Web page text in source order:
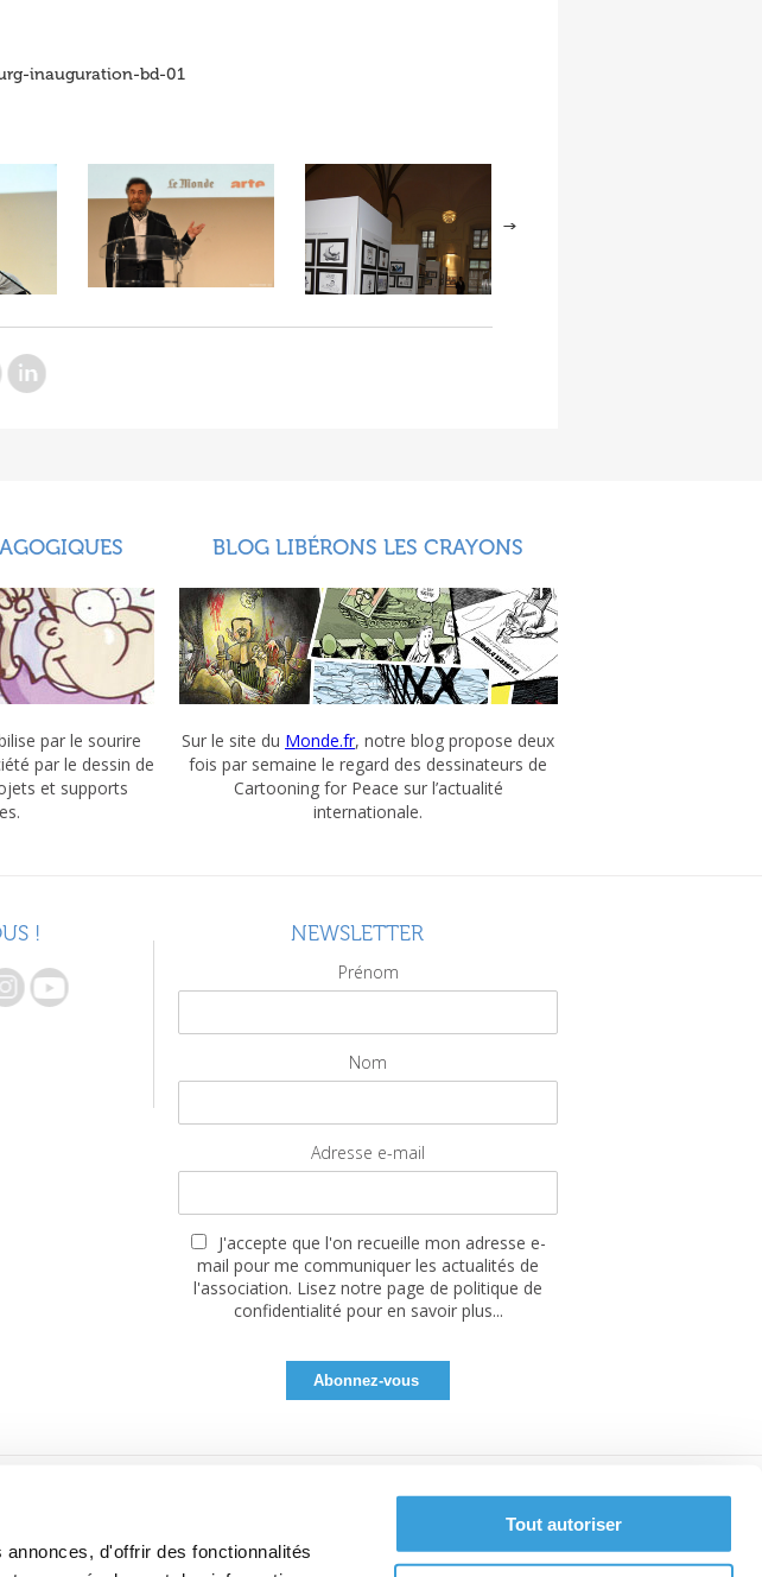
d'offrir des fonctionnalités
Tout autoriser
inauguration-bd-01
par le sourire
par le dessin de
et supports
BLOG LIBÉRONS LES CRAYONS
Sur le site du Monde.fr, notre blog propose deux
fois par semaine le regard des dessinateurs de
Cartooning for Peace sur l’actualité
internationale.
! NEWSLETTER
Prénom
Nom
Adresse e-mail
J'accepte que l'on recueille mon adresse e-
mail pour me communiquer les actualités de
l'association. Lisez notre page de politique de
confidentialité pour en savoir plus...